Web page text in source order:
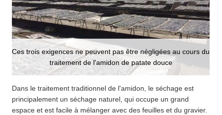
Ces trois exigences ne peuvent pas être négligées au cours du
traitement de l'amidon de patate douce
Dans le traitement traditionnel de l'amidon, le séchage est
principalement un séchage naturel, qui occupe un grand
espace et est facile à mélanger avec des feuilles et du gravier.